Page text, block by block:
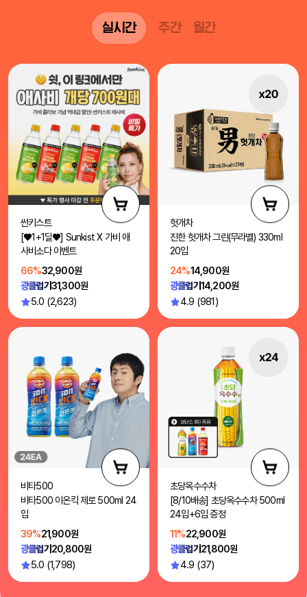
실시간 주간 월간
썬키스트
[♥1+1딜♥] Sunkist X 가비 애
사비소다 이벤트
66%32,900원
광클럽가31,300원
5.0 (2,623)
헛개차
진한 헛개차 그린(무라벨) 330ml
20입
24%14,900원
광클럽가14,200원
4.9 (981)
비타500
비타500 이온킥 제로 500ml 24
입
39%21,900원
광클럽가20,800원
5.0 (1,798)
초당옥수수차
[8/10배송] 초당옥수수차 500ml
24입+6입 증정
11%22,900원
광클럽가21,800원
4.9 (37)